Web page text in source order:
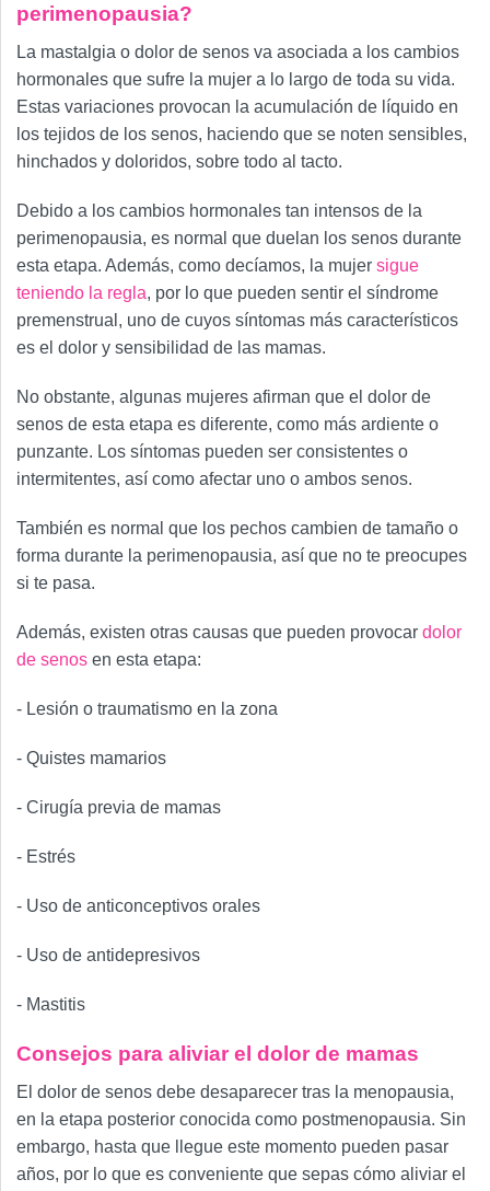
perimenopausia?
La mastalgia o dolor de senos va asociada a los cambios
hormonales que sufre la mujer a lo largo de toda su vida.
Estas variaciones provocan la acumulación de líquido en
los tejidos de los senos, haciendo que se noten sensibles,
hinchados y doloridos, sobre todo al tacto.
Debido a los cambios hormonales tan intensos de la
perimenopausia, es normal que duelan los senos durante
esta etapa. Además, como decíamos, la mujer sigue
teniendo la regla, por lo que pueden sentir el síndrome
premenstrual, uno de cuyos síntomas más característicos
es el dolor y sensibilidad de las mamas.
No obstante, algunas mujeres afirman que el dolor de
senos de esta etapa es diferente, como más ardiente o
punzante. Los síntomas pueden ser consistentes o
intermitentes, así como afectar uno o ambos senos.
También es normal que los pechos cambien de tamaño o
forma durante la perimenopausia, así que no te preocupes
si te pasa.
Además, existen otras causas que pueden provocar dolor
de senos en esta etapa:
- Lesión o traumatismo en la zona
- Quistes mamarios
- Cirugía previa de mamas
- Estrés
- Uso de anticonceptivos orales
- Uso de antidepresivos
- Mastitis
Consejos para aliviar el dolor de mamas
El dolor de senos debe desaparecer tras la menopausia,
en la etapa posterior conocida como postmenopausia. Sin
embargo, hasta que llegue este momento pueden pasar
años, por lo que es conveniente que sepas cómo aliviar el